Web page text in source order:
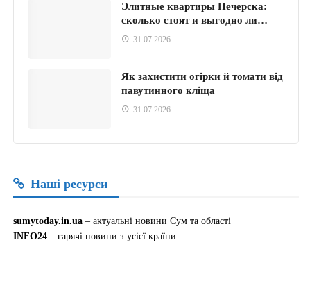
Элитные квартиры Печерска:
сколько стоят и выгодно ли…
31.07.2026
Як захистити огірки й томати від
павутинного кліща
31.07.2026
Наші ресурси
sumytoday.in.ua – актуальні новини Сум та області
INFO24 – гарячі новини з усієї країни